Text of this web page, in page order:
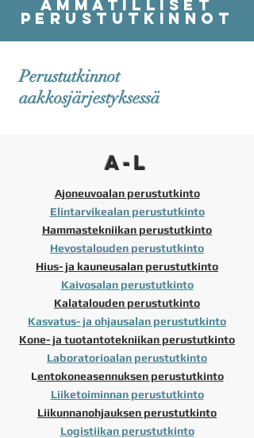
AMMATILlISET
PERUSTUTKINNOT
Perustutkinnot
aakkosjärjestyksessä
A-L
Ajoneuvoalan perustutkinto
Elintarvikealan perustutkinto
Hammastekniikan perustutkinto
Hevostalouden perustutkinto
Hius- ja kauneusalan perustutkinto
Kaivosalan perustutkinto
Kalatalouden perustutkinto
Kasvatus- ja ohjausalan perustutkinto
Kone- ja tuotantotekniikan perustutkinto
Laboratorioalan perustutkinto
Lentokoneasennuksen perustutkinto
Liiketoiminnan perustutkinto
Liikunnanohjauksen perustutkinto
Logistiikan perustutkinto